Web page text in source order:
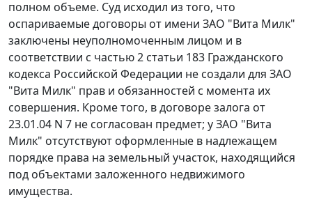
полном объеме. Суд исходил из того, что
оспариваемые договоры от имени ЗАО "Вита Милк"
заключены неуполномоченным лицом и в
соответствии с частью 2 статьи 183 Гражданского
кодекса Российской Федерации не создали для ЗАО
"Вита Милк" прав и обязанностей с момента их
совершения. Кроме того, в договоре залога от
23.01.04 N 7 не согласован предмет; у ЗАО "Вита
Милк" отсутствуют оформленные в надлежащем
порядке права на земельный участок, находящийся
под объектами заложенного недвижимого
имущества.